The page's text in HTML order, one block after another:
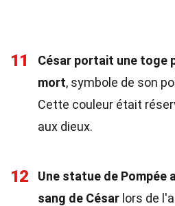
11
César portait une toge
mort, symbole de son
Cette couleur était
aux dieux.
12
Une statue de Pompée
sang de César lors de